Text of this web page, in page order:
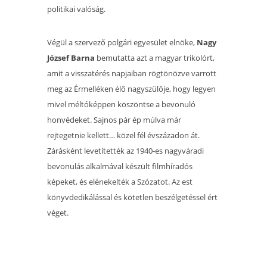
politikai valóság.
Végül a szervező polgári egyesület elnöke, Nagy
József Barna bemutatta azt a magyar trikolórt,
amit a visszatérés napjaiban rögtönözve varrott
meg az Érmelléken élő nagyszülője, hogy legyen
mivel méltóképpen köszöntse a bevonuló
honvédeket. Sajnos pár ép múlva már
rejtegetnie kellett… közel fél évszázadon át.
Zárásként levetítették az 1940-es nagyváradi
bevonulás alkalmával készült filmhíradós
képeket, és elénekelték a Szózatot. Az est
könyvdedikálással és kötetlen beszélgetéssel ért
véget.